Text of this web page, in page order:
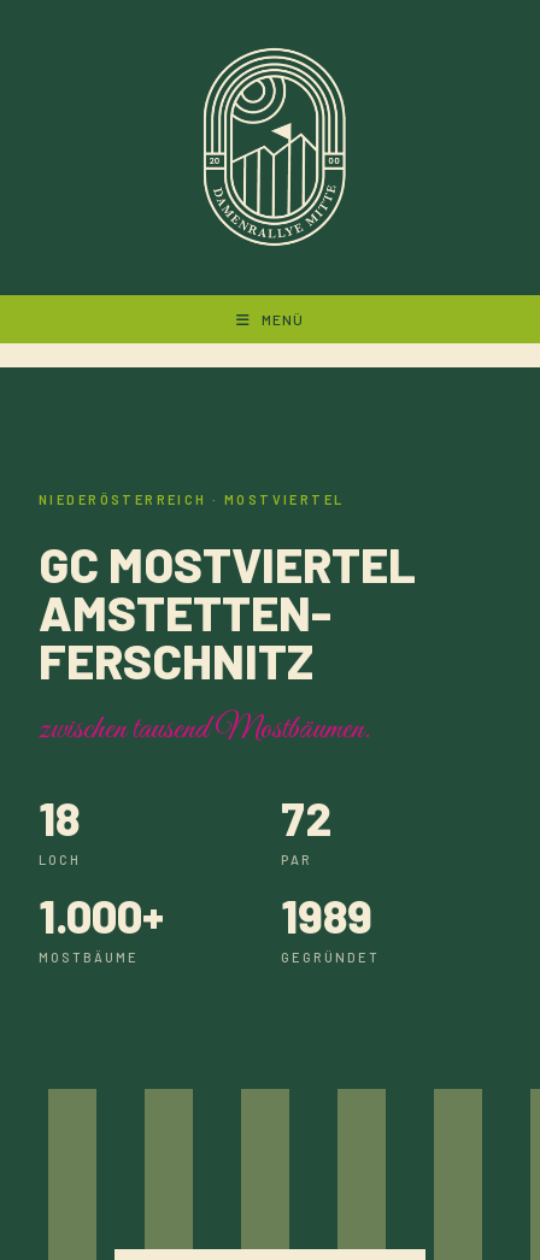
MENÜ
NIEDERÖSTERREICH · MOSTVIERTEL
GC MOSTVIERTEL
AMSTETTEN-
FERSCHNITZ
zwischen tausend Mostbäumen.
18
LOCH
72
PAR
1.000+
MOSTBÄUME
1989
GEGRÜNDET